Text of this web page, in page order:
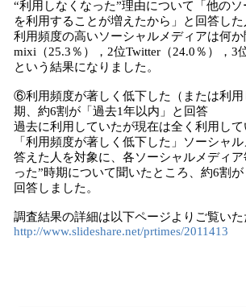
“利用しなくなった”理由について「他の
を利用することが増えたから」と回答し
利用頻度の高いソーシャルメディアは何
mixi（25.3％），2位Twitter（24.0％），3
という結果になりました。
⑥利用頻度が著しく低下した（または利
期、約6割が「過去1年以内」と回答
過去に利用していたが現在は全く利用し
「利用頻度が著しく低下した」ソーシャ
答えた人を対象に、各ソーシャルメディ
った”時期について聞いたところ、約6割
回答しました。
調査結果の詳細は以下ページよりご覧いた
http://www.slideshare.net/prtimes/2011413